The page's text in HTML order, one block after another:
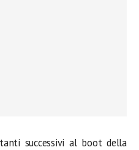
successivi al boot della